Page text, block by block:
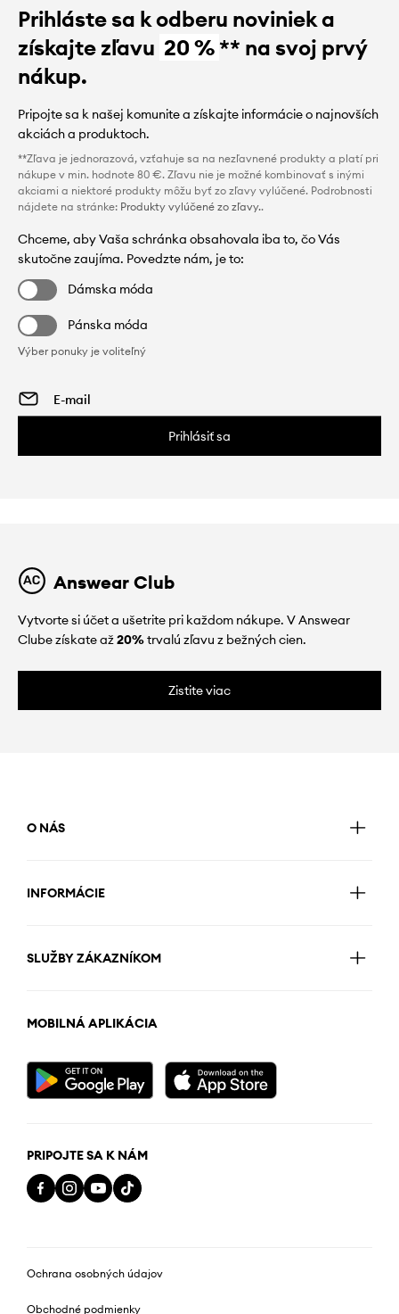
Prihláste sa k odberu noviniek a
získajte zľavu 20 %** na svoj prvý
nákup.
Pripojte sa k našej komunite a získajte informácie o najnovších
akciách a produktoch.
**Zľava je jednorazová, vzťahuje sa na nezľavnené produkty a platí pri
nákupe v min. hodnote 80 €. Zľavu nie je možné kombinovať s inými
akciami a niektoré produkty môžu byť zo zľavy vylúčené. Podrobnosti
nájdete na stránke: Produkty vylúčené zo zľavy..
Chceme, aby Vaša schránka obsahovala iba to, čo Vás
skutočne zaujíma. Povedzte nám, je to:
Dámska móda
Pánska móda
Výber ponuky je voliteľný
Prihlásiť sa
Answear Club
Vytvorte si účet a ušetrite pri každom nákupe. V Answear
Clube získate až20%trvalú zľavu z bežných cien.
Zistite viac
O NÁS
INFORMÁCIE
SLUŽBY ZÁKAZNÍKOM
MOBILNÁ APLIKÁCIA
PRIPOJTE SA K NÁM
Ochrana osobných údajov
Obchodné podmienky